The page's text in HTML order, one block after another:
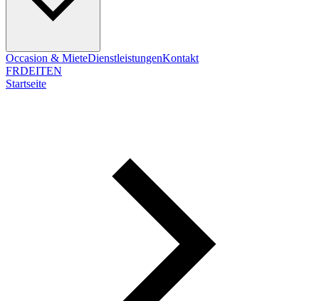
Occasion & MieteDienstleistungenKontakt
FRDEITEN
Startseite